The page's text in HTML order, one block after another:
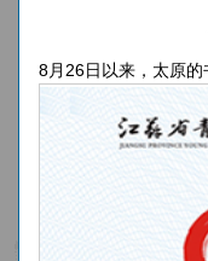
8月26日以来，太原的